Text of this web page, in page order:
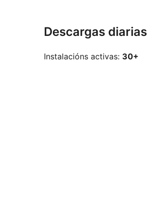
Descargas diarias
Instalacións activas: 30+